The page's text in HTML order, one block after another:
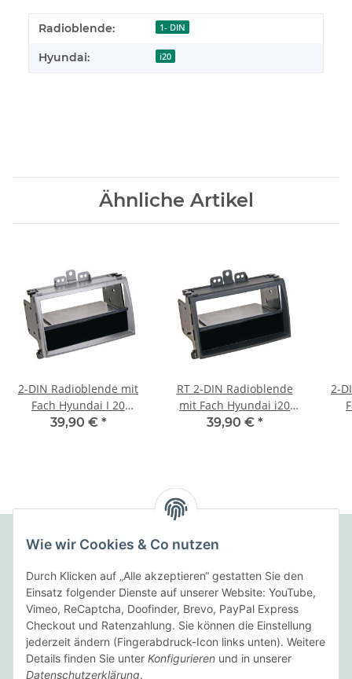
Radioblende: 1- DIN
Hyundai: i20
Ähnliche Artikel
2-DIN Radioblende mit
Fach Hyundai I 20
03/2009 > silber
39,90 € *
RT 2-DIN Radioblende
mit Fach Hyundai i20
schwarz
39,90 € *
2-
Folgende Zahlungsarten bieten wir an:
Wir versenden mit:
Wie wir Cookies & Co nutzen
Durch Klicken auf „Alle akzeptieren“ gestatten Sie den
Einsatz folgender Dienste auf unserer Website: YouTube,
Vimeo, ReCaptcha, Doofinder, Brevo, PayPal Express
Checkout und Ratenzahlung. Sie können die Einstellung
jederzeit ändern (Fingerabdruck-Icon links unten). Weitere
Details finden Sie unter Konfigurieren und in unserer
Datenschutzerklärung.